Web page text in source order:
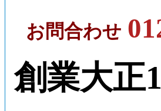
お問合わせ
創業大正